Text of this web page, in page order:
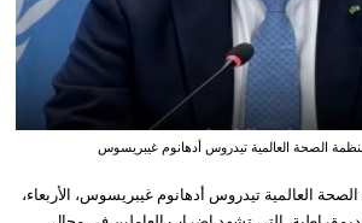
الصحة العالمية تيدروس أدهانوم غيبريسوس
العالمية تيدروس أدهانوم غيبريسوس، الأربعاء،